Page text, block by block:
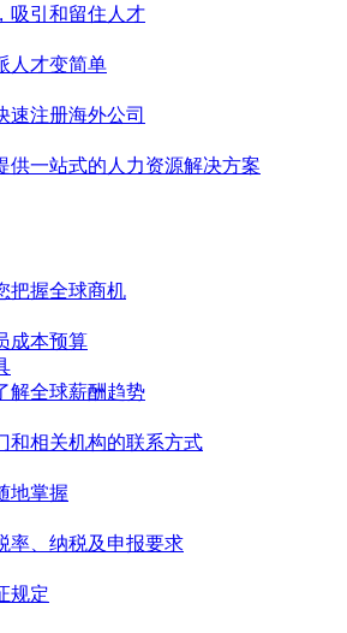
吸引和留住人才
人才变简单
速注册海外公司
供一站式的人力资源解决方案
把握全球商机
成本预算
解全球薪酬趋势
和相关机构的联系方式
地掌握
率、纳税及申报要求
规定